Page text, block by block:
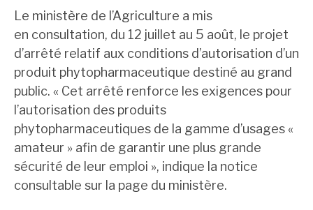
Le ministère de l’Agriculture a mis
en consultation, du 12 juillet au 5 août, le projet
d’arrêté relatif aux conditions d’autorisation d’un
produit phytopharmaceutique destiné au grand
public. « Cet arrêté renforce les exigences pour
l’autorisation des produits
phytopharmaceutiques de la gamme d’usages «
amateur » afin de garantir une plus grande
sécurité de leur emploi », indique la notice
consultable sur la page du ministère.